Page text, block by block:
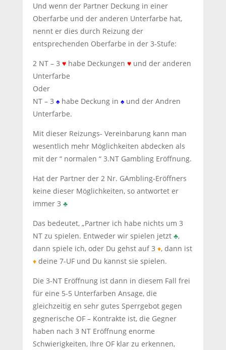
Und wenn der Partner Deckung in einer
Oberfarbe und der anderen Unterfarbe hat,
nennt er dies durch Reizung der
entsprechenden Oberfarbe in der 3-Stufe:
2 NT – 3 ♥habe Deckungen ♥und der anderen
Unterfarbe
Oder
NT – 3 ♠habe Deckung in ♠und der Andren
Unterfarbe.
Mit dieser Reizungs- Vereinbarung kann man
wesentlich mehr Möglichkeiten abdecken als
mit der “ normalen “ 3.NT Gambling Eröffnung.
Hat der Partner der 2 Nr. GAmbling-Eröffners
keine dieser Möglichkeiten, so antwortet er
immer 3 ♣
Das bedeutet, „Partner ich habe nichts um 3
NT zu spielen. Entweder wir spielen jetzt ♣,
dann spiele ich, oder Du gehst auf 3 ♦, dann ist
♦deine 7-UF und Du kannst sie spielen.
Die 3-NT Eröffnung ist dann in diesem Fall frei
für eine 5-5 Unterfarben Ansage, die
gleichzeitig en sehr gutes Sperrgebot gegen
gegnerische OF – Kontrakte ist, die Gegner
haben nach 3 NT Eröffnung enorme
Schwierigkeiten, Ihre OF klar zu erkennen,